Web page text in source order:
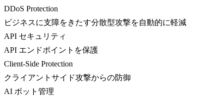
DDoS Protection
ビジネスに支障をきたす分散型攻撃を自動的に軽減
API セキュリティ
API エンドポイントを保護
Client-Side Protection
クライアントサイド攻撃からの防御
AI ボット管理